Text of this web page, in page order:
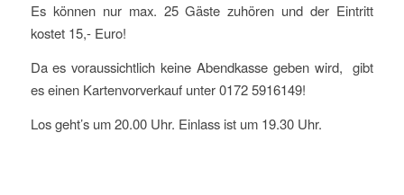
Es können nur max. 25 Gäste zuhören und der Eintritt
kostet 15,- Euro!
Da es voraussichtlich keine Abendkasse geben wird, gibt
es einen Kartenvorverkauf unter 0172 5916149!
Los geht’s um 20.00 Uhr. Einlass ist um 19.30 Uhr.